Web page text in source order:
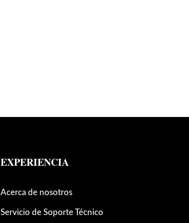
EXPERIENCIA
Acerca de nosotros
Servicio de Soporte Técnico